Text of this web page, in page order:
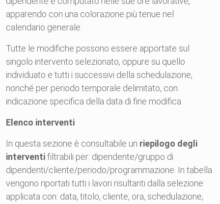
apparendo con una colorazione più tenue nel
calendario generale.
Tutte le modifiche possono essere apportate sul
singolo intervento selezionato, oppure su quello
individuato e tutti i successivi della schedulazione,
nonché per periodo temporale delimitato, con
indicazione specifica della data di fine modifica.
Elenco interventi
In questa sezione è consultabile un riepilogo degli
interventifiltrabili per: dipendente/gruppo di
dipendenti/cliente/periodo/programmazione. In tabella
vengono riportati tutti i lavori risultanti dalla selezione
applicata con: data, titolo, cliente, ora, schedulazione,